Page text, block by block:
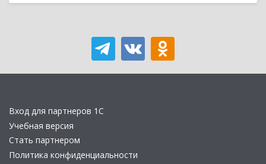
Вход для партнеров 1С
Учебная версия
Стать партнером
Политика конфиденциальности